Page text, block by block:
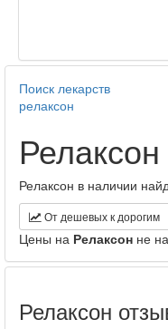
Поиск лекарств
релаксон
Релаксон
Релаксон в наличии
От дешевых к дорогим
Цены на Релаксон не
Релаксон